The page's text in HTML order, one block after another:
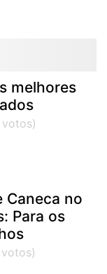
melhores
Caneca no
Para os